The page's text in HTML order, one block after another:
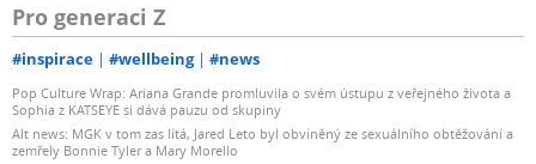
Pro generaci Z
#inspirace #wellbeing #news
Pop Culture Wrap: Ariana Grande promluvila o svém ústupu z veřejného života a
Sophia z KATSEYE si dává pauzu od skupiny
Alt news: MGK v tom zas lítá, Jared Leto byl obviněný ze sexuálního obtěžování a
zemřely Bonnie Tyler a Mary Morello